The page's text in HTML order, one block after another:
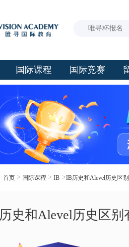
国际课程 国际竞赛
首页 > 国际课程 > IB >IB历史和Alevel历史区
史和Alevel历史区